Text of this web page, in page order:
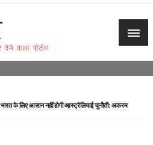
भारत के लिए आसान नहीं होगी आस्ट्रेलियाई चुनौती: अकरम